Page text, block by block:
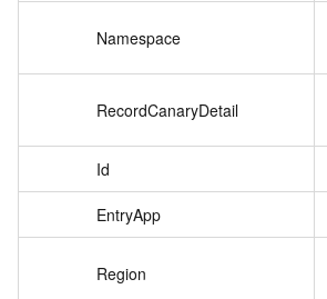
Namespace
RecordCanaryDetail
Id
EntryApp
Region